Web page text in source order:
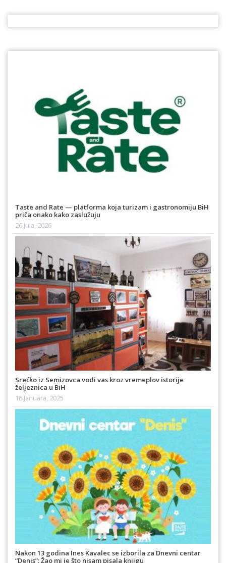
Taste and Rate — platforma koja turizam i gastronomiju BiH
priča onako kako zaslužuju
26 Jula, 2026
Srećko iz Semizovca vodi vas kroz vremeplov istorije
željeznica u BiH
16 Januara, 2025
Nakon 13 godina Ines Kavalec se izborila za Dnevni centar
“Denis”: Žao mi je što nisam pisala knjigu